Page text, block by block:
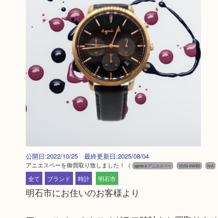
公開日:2022/10/25 最終更新日:2025/08/04
アニエスベーを御買取り致しました！ （ agnes.b アニエスベー VD53-KWB0 N/A
全て
ブランド 時計 明石市
明石市にお住いのお客様より